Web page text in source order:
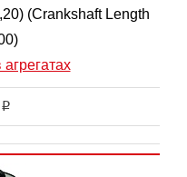
(Crankshaft Length
i